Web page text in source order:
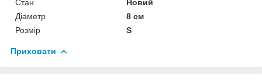
Стан
Новий
Діаметр
8 см
Розмір
S
Приховати